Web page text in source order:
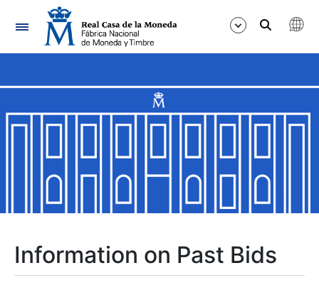
Navigation
Show/Hide
Show/Hide
Show/Hide
Information on Past Bids